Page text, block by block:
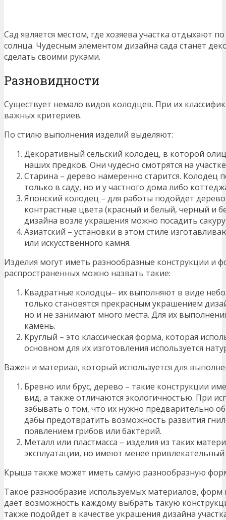
Сад является местом, где хозяева участка отдыхают
солнца. Чудесным элементом дизайна сада станет
сделать своими руками.
Разновидности
Существует немало видов колодцев. При их
важных критериев.
По стилю выполнения изделий выделяют:
Декоративный сельский колодец, в которой
наших предков. Они чудесно смотрятся на
Старина – дерево намеренно старится. Колодец
только в саду, но и у частного дома либо
Японский колодец – для работы подойдет
контрастные цвета (красный и белый, черный и
дизайна возле украшения можно посадить
Азиатский – установки в этом стиле
или искусственного камня.
Изделия могут иметь разнообразные конструкции и
распространенных можно назвать такие:
Квадратные колодцы– их выполняют в виде
только становятся прекрасным украшением
но и не занимают много места. Для их
камень.
Круглый – это классическая форма, которая
основном для их изготовления используется
Важен и материал, который используется для
Бревно или брус, дерево – такие конструкции
вид, а также отличаются экологичностью. При
забывать о том, что их нужно предварительно
дабы предотвратить возможность развития
появлением грибов или бактерий.
Металл или пластмасса – изделия из таких
эксплуатации, но имеют менее
Крыша также может иметь самую разнообразную
Такое разнообразие используемых материалов,
дает возможность каждому выбрать такую
также подойдет в качестве украшения дизайна